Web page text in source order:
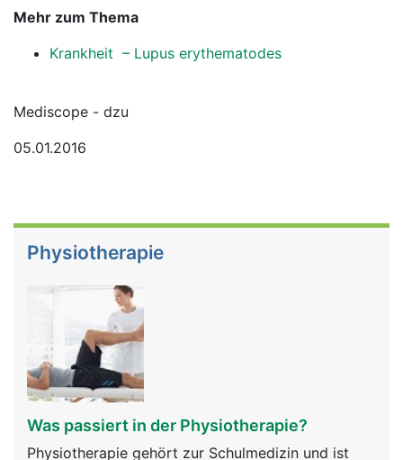
Mehr zum Thema
Krankheit – Lupus erythematodes
Mediscope - dzu
05.01.2016
Physiotherapie
Was passiert in der Physiotherapie?
Physiotherapie gehört zur Schulmedizin und ist